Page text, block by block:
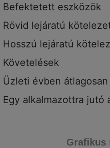
Befektetett eszközök
Rövid lejáratú
Hosszú lejáratú
Követelések
Üzleti évben
Egy alkalmazottra jutó
Grafikus